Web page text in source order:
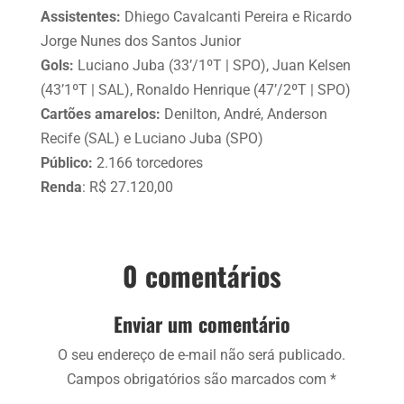
Assistentes: Dhiego Cavalcanti Pereira e Ricardo
Jorge Nunes dos Santos Junior
Gols: Luciano Juba (33’/1ºT | SPO), Juan Kelsen
(43’1ºT | SAL), Ronaldo Henrique (47’/2ºT | SPO)
Cartões amarelos: Denilton, André, Anderson
Recife (SAL) e Luciano Juba (SPO)
Público: 2.166 torcedores
Renda: R$ 27.120,00
0 comentários
Enviar um comentário
O seu endereço de e-mail não será publicado.
Campos obrigatórios são marcados com*